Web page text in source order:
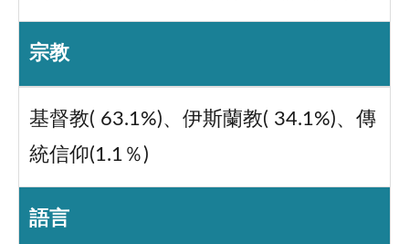
宗教
基督教( 63.1%)、伊斯蘭教( 34.1%)、傳
統信仰(1.1％)
語言